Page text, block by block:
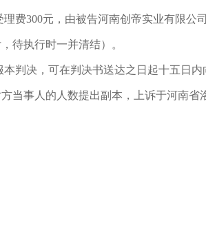
理费300元，由被告河南创帝实业有限公
待执行时一并清结）。
本判决，可在判决书送达之日起十五日
当事人的人数提出副本，上诉于河南省